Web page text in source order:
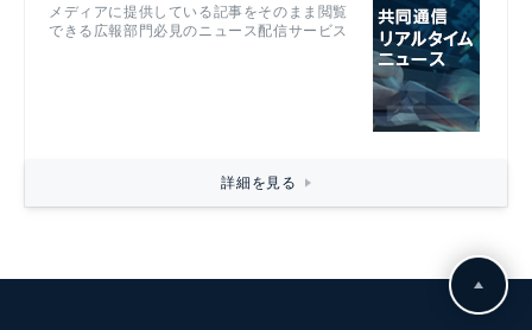
メディアに提供している記事をそのまま閲覧
できる広報部門必見のニュース配信サービス
詳細を見る